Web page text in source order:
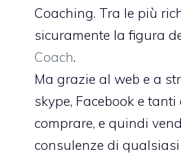
Coaching. Tra le più
sicuramente la figura
Coach.
Ma grazie al web e a
skype, Facebook e
comprare, e quindi
consulenze di